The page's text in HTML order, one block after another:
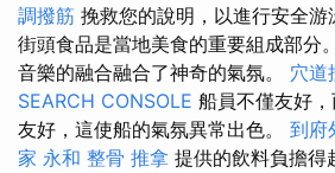
調撥筋 挽救您的說明，以進行安全游
街頭食品是當地美食的重要組成部分
音樂的融合融合了神奇的氣氛。 穴道
SEARCH CONSOLE 船員不僅友好
友好，這使船的氣氛異常出色。 到府
家 永和 整骨 推拿 提供的飲料負擔得